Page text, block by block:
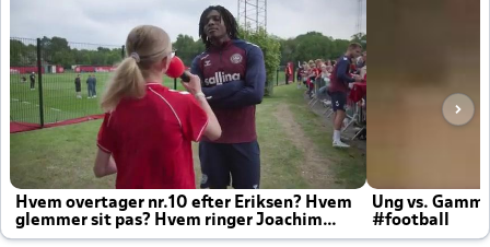
Hvem overtager nr.10 efter Eriksen? Hvem
glemmer sit pas? Hvem ringer Joachim
altid til efter kampe?
Ung vs.
#football